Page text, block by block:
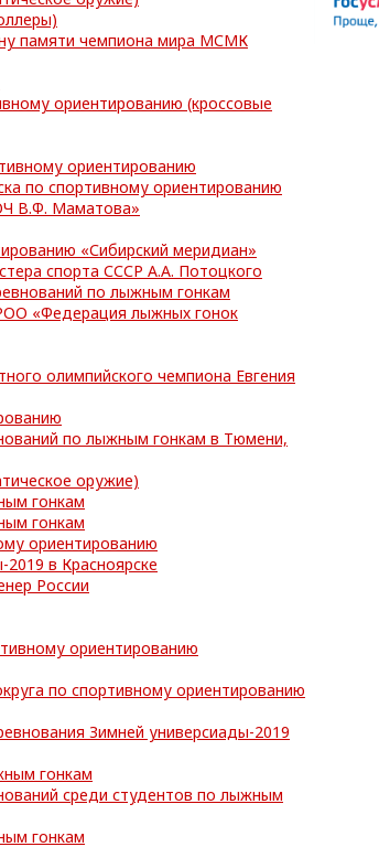
памяти чемпиона мира МСМК
ориентированию (кроссовые
ориентированию
по спортивному ориентированию
В.Ф. Маматова»
«Сибирский меридиан»
спорта СССР А.А. Потоцкого
по лыжным гонкам
«Федерация лыжных гонок
олимпийского чемпиона Евгения
по лыжным гонкам в Тюмени,
оружие)
гонкам
гонкам
ориентированию
в Красноярске
России
ориентированию
по спортивному ориентированию
Зимней универсиады-2019
гонкам
среди студентов по лыжным
гонкам